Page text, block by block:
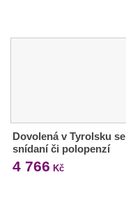
Dovolená v Tyrolsku se
snídaní či polopenzí
4 766 Kč